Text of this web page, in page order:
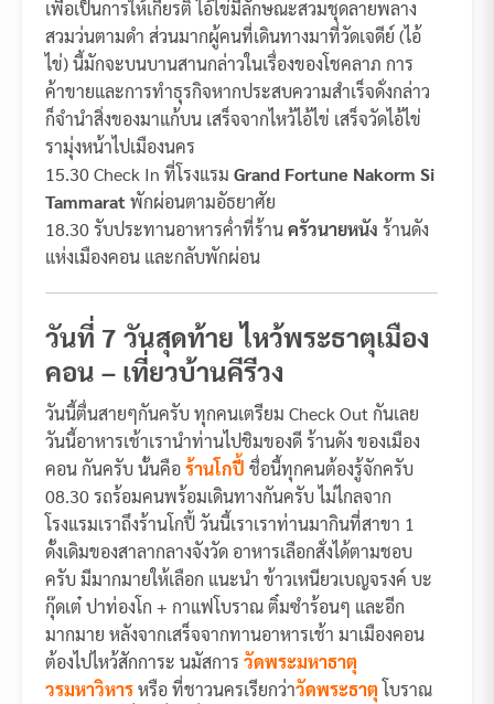
เพื่อเป็นการให้เกียรติ ไอ้ไข่มีลักษณะสวมชุดลายพลาง
สวมว่นตามดำ ส่วนมากผู้คนที่เดินทางมาที่วัดเจดีย์ (ไอ้
ไข่) นี้มักจะบนบานสานกล่าวในเรื่องของโชคลาภ การ
ค้าขายและการทำธุรกิจหากประสบความสำเร็จดั่งกล่าว
ก็จำนำสิ่งของมาแก้บน เสร็จจากไหว้ไอ้ไข่ เสร็จวัดไอ้ไข่
รามุ่งหน้าไปเมืองนคร
15.30 Check In ที่โรงแรม Grand Fortune Nakorm Si
Tammaratพักผ่อนตามอัธยาศัย
18.30 รับประทานอาหารค่ำที่ร้านครัวนายหนัง ร้านดัง
แห่งเมืองคอน และกลับพักผ่อน
วันที่ 7 วันสุดท้าย ไหว้พระธาตุเมือง
คอน – เที่ยวบ้านคีรีวง
วันนี้ตื่นสายๆกันครับ ทุกคนเตรียม Check Out กันเลย
วันนี้อาหารเช้าเรานำท่านไปชิมของดี ร้านดัง ของเมือง
คอน กันครับ นั้นคือร้านโกปี้ ชื่อนี้ทุกคนต้องรู้จักครับ
08.30 รถร้อมคนพร้อมเดินทางกันครับ ไม่ไกลจาก
โรงแรมเราถึงร้านโกปี้ วันนี้เราเราท่านมากินที่สาขา 1
ดั้งเดิมของสาลากลางจังวัด อาหารเลือกสั่งได้ตามชอบ
ครับ มีมากมายให้เลือก แนะนำ ข้าวเหนียวเบญจรงค์ บะ
กุ๊ดเต๋ ปาท่องโก + กาแฟโบราณ ติ๋มซำร้อนๆ และอีก
มากมาย หลังจากเสร็จจากทานอาหารเช้า มาเมืองคอน
ต้องไปไหว้สักการะ นมัสการ วัดพระมหาธาตุ
วรมหาวิหารหรือ ที่ชาวนครเรียกว่าวัดพระธาตุ โบราณ